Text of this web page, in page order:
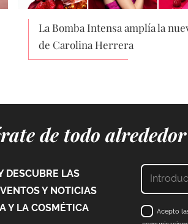
La Bomba Intensa amplía la
de Carolina Herrera
de todo
DESCUBRE LAS
Y NOTICIAS
Y LA COSMÉTICA
Acepto